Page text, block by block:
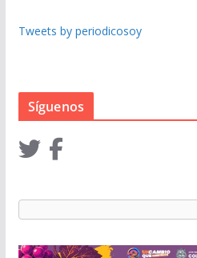
Tweets by periodicosoy
Síguenos